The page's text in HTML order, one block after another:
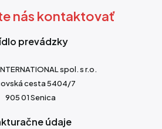
nás kontaktovať
prevádzky
spol. s r.o.
cesta 5404/7
905 01 Senica
údaje